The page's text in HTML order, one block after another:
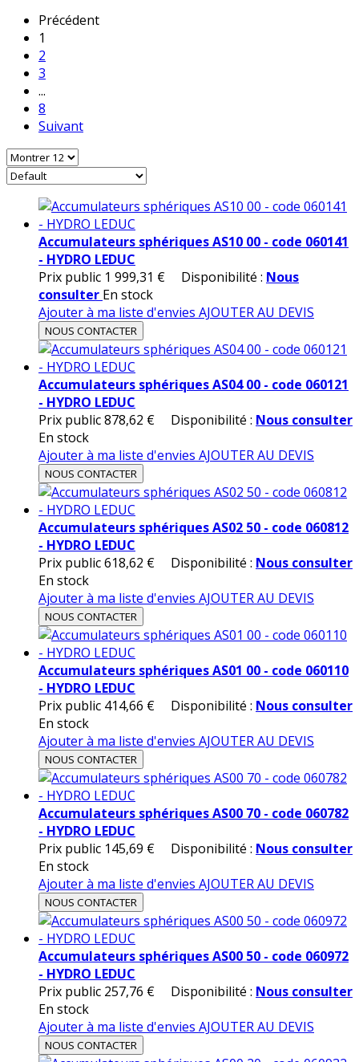
Précédent
1
2
3
...
8
Suivant
Accumulateurs sphériques AS10 00 - code 060141
- HYDRO LEDUC
Prix public 1 999,31 € Disponibilité : Nous
consulter En stock
Ajouter à ma liste d'envies AJOUTER AU DEVIS
NOUS CONTACTER
Accumulateurs sphériques AS04 00 - code 060121
- HYDRO LEDUC
Prix public878,62 € Disponibilité : Nous consulter
En stock
Ajouter à ma liste d'envies AJOUTER AU DEVIS
NOUS CONTACTER
Accumulateurs sphériques AS02 50 - code 060812
- HYDRO LEDUC
Prix public618,62 € Disponibilité : Nous consulter
En stock
Ajouter à ma liste d'envies AJOUTER AU DEVIS
NOUS CONTACTER
Accumulateurs sphériques AS01 00 - code 060110
- HYDRO LEDUC
Prix public 414,66 € Disponibilité : Nous consulter
En stock
Ajouter à ma liste d'envies AJOUTER AU DEVIS
NOUS CONTACTER
Accumulateurs sphériques AS00 70 - code 060782
- HYDRO LEDUC
Prix public 145,69 € Disponibilité : Nous consulter
En stock
Ajouter à ma liste d'envies AJOUTER AU DEVIS
NOUS CONTACTER
Accumulateurs sphériques AS00 50 - code 060972
- HYDRO LEDUC
Prix public 257,76 € Disponibilité : Nous consulter
En stock
Ajouter à ma liste d'envies AJOUTER AU DEVIS
NOUS CONTACTER